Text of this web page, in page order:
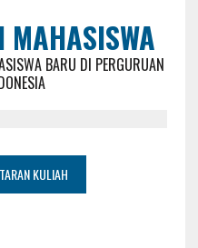
MAHASISWA
BARU DI PERGURUAN
KULIAH